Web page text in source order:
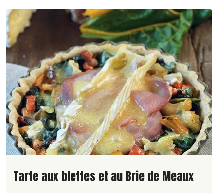
Lire la suite de la recette
Tarte aux blettes et au Brie de Meaux